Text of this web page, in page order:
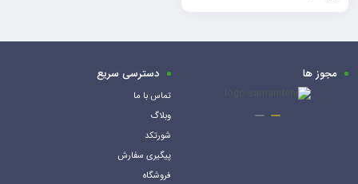
افزودن
به
مجوز ها دسترسی سریع
تماس با ما
وبلاگ
شورتکد
پیگیری سفارش
فروشگاه